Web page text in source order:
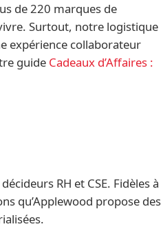
de 220 marques de
Surtout, notre logistique
expérience collaborateur
guide Cadeaux d’Affaires :
RH et CSE. Fidèles à
qu’Applewood propose des